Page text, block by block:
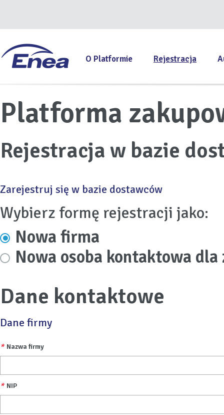
O Platformie Rejestracja
Platforma
Rejestracja w bazie
Zarejestruj się w bazie dostawców
Wybierz formę rejestracji jako:
Nowa firma
Nowa osoba kontaktowa
Dane kontaktowe
Dane firmy
Nazwa firmy
*
NIP
*